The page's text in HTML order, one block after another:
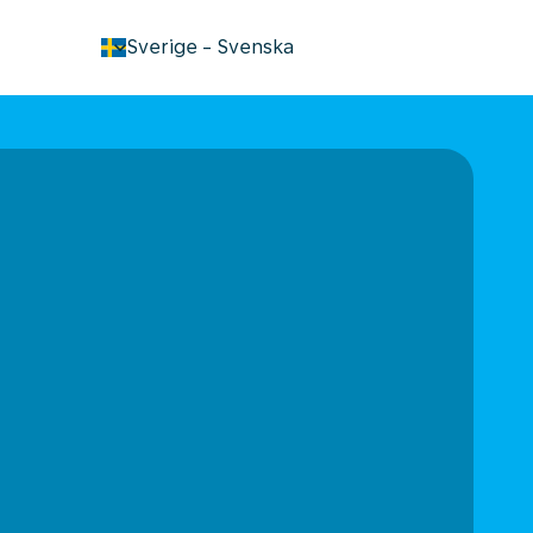
Sverige - Svenska
keyboard_arrow_down